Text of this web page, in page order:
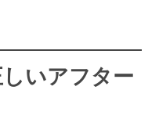
いアフター